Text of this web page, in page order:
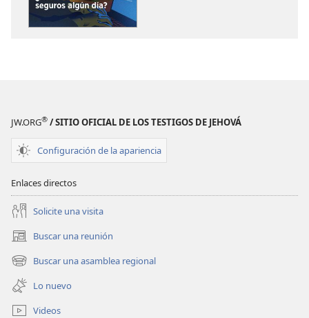
día?
JW.ORG® / SITIO OFICIAL DE LOS TESTIGOS DE JEHOVÁ
Configuración de la apariencia
Enlaces directos
Solicite una visita
Buscar una reunión
(abre
una
nueva
ventana)
Buscar una asamblea regional
(abre
una
nueva
ventana)
Lo nuevo
Videos